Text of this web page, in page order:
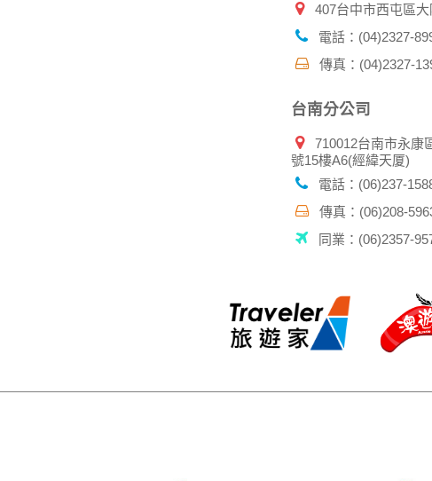
407台中市西屯區
電話：(04)2327-
傳真：(04)2327-
台南分公司
710012台南市永康
號15樓A6(經緯天厦)
電話：(06)237-
傳真：(06)208-
同業：(06)2357-